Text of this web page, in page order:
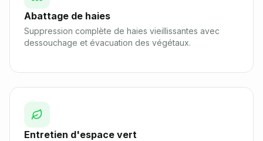
Abattage de haies
Suppression complète de haies vieillissantes avec
dessouchage et évacuation des végétaux.
Entretien d'espace vert